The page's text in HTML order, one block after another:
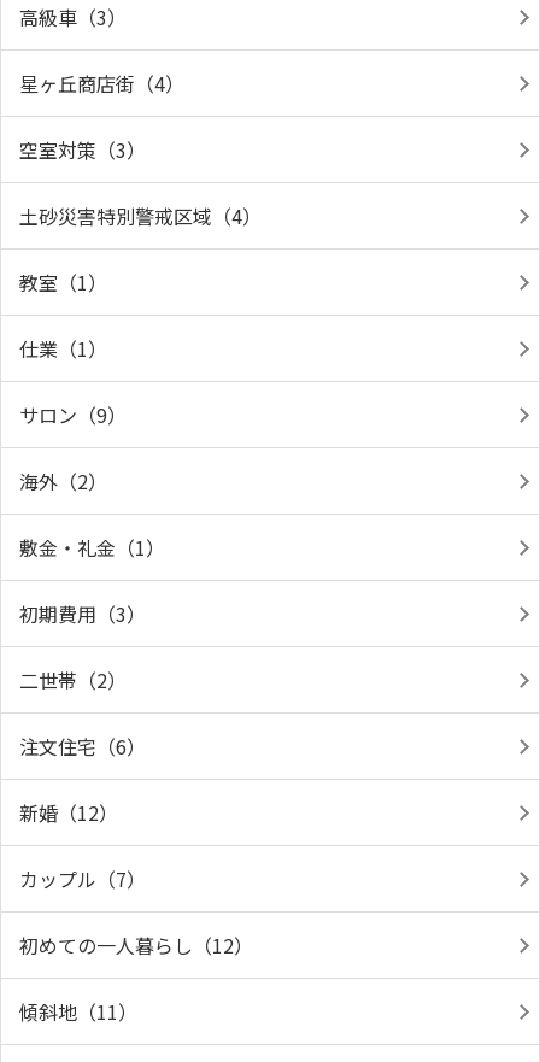
高級車（3）
星ヶ丘商店街（4）
空室対策（3）
土砂災害特別警戒区域（4）
教室（1）
仕業（1）
サロン（9）
海外（2）
敷金・礼金（1）
初期費用（3）
二世帯（2）
注文住宅（6）
新婚（12）
カップル（7）
初めての一人暮らし（12）
傾斜地（11）